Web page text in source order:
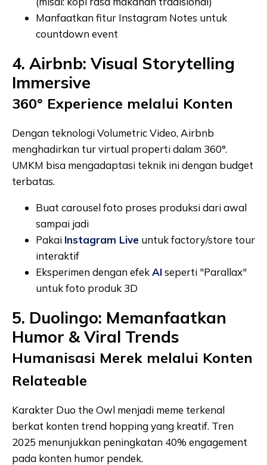
Manfaatkan fitur Instagram Notes untuk
countdown event
4. Airbnb: Visual Storytelling
Immersive
360° Experience melalui Konten
Dengan teknologi Volumetric Video, Airbnb
menghadirkan tur virtual properti dalam 360°.
UMKM bisa mengadaptasi teknik ini dengan budget
terbatas.
Buat carousel foto proses produksi dari awal
sampai jadi
Pakai Instagram Live untuk factory/store tour
interaktif
Eksperimen dengan efekAIseperti "Parallax"
untuk foto produk 3D
5. Duolingo: Memanfaatkan
Humor & Viral Trends
Humanisasi Merek melalui Konten
Relateable
Karakter Duo the Owl menjadi meme terkenal
berkat konten trend hopping yang kreatif. Tren
2025 menunjukkan peningkatan 40% engagement
pada konten humor pendek.